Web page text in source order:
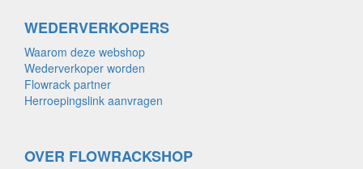
WEDERVERKOPERS
Waarom deze webshop
Wederverkoper worden
Flowrack partner
Herroepingslink aanvragen
OVER FLOWRACKSHOP